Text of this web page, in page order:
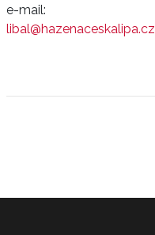
e-mail:
libal@hazenaceskalipa.cz